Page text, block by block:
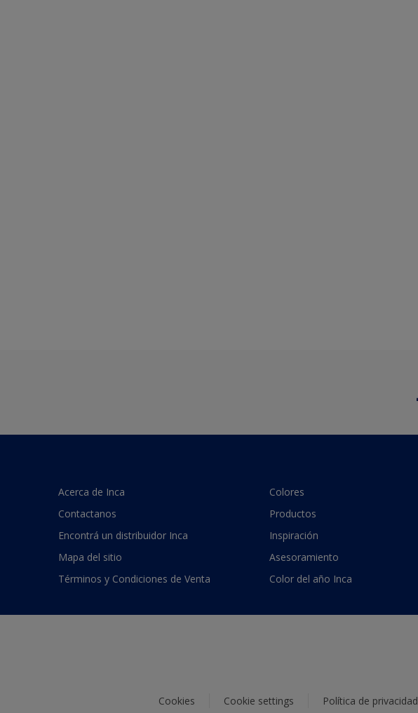
Acerca de Inca
Contactanos
Encontrá un distribuidor Inca
Mapa del sitio
Términos y Condiciones de Venta
Colores
Productos
Inspiración
Asesoramiento
Color del año Inca
Cookies Cookie settings Política de privacidad